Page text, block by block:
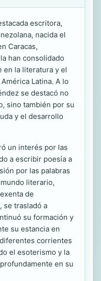
escritora,
nacida el
Caracas,
han consolidado
en la literatura y el
Latina. A lo
se destacó no
sino también por su
y el desarrollo
un interés por las
a escribir poesía a
por las palabras
literario,
de
se trasladó a
su formación y
su estancia en
corrientes
el esoterismo y la
en su